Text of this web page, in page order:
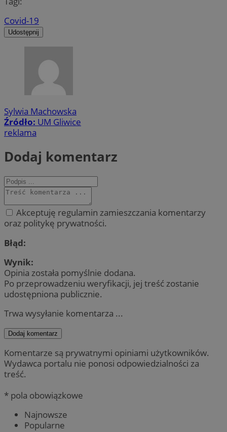
Covid-19
Udostępnij
Sylwia Machowska
Źródło: UM Gliwice
reklama
Dodaj komentarz
Akceptuję regulamin zamieszczania komentarzy
oraz politykę prywatności.
Błąd:
Wynik:
Opinia została pomyślnie dodana.
Po przeprowadzeniu weryfikacji, jej treść zostanie
udostępniona publicznie.
Trwa wysyłanie komentarza ...
Dodaj komentarz
Komentarze są prywatnymi opiniami użytkowników.
Wydawca portalu nie ponosi odpowiedzialności za
treść.
* pola obowiązkowe
Najnowsze
Popularne